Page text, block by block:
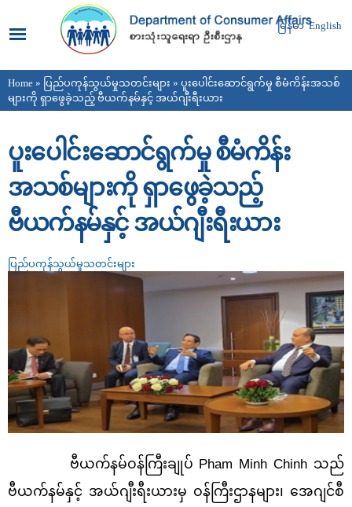
main
content
မြန်မာ English
You are here
Home » ပြည်ပကုန်သွယ်မှုသတင်းများ » ပူးပေါင်းဆောင်ရွက်မှု စီမံကိန်းအသစ်
များကို ရှာဖွေခဲ့သည့် ဗီယက်နမ်နှင့် အယ်ဂျီးရီးယား
ပူးပေါင်းဆောင်ရွက်မှု စီမံကိန်း
အသစ်များကို ရှာဖွေခဲ့သည့်
ဗီယက်နမ်နှင့် အယ်ဂျီးရီးယား
ပြည်ပကုန်သွယ်မှုသတင်းများ
ဗီယက်နမ်ဝန်ကြီးချုပ် Pham Minh Chinh သည်
ဗီယက်နမ်နှင့် အယ်ဂျီးရီးယားမှ ဝန်ကြီးဌာနများ၊ အေဂျင်စီ